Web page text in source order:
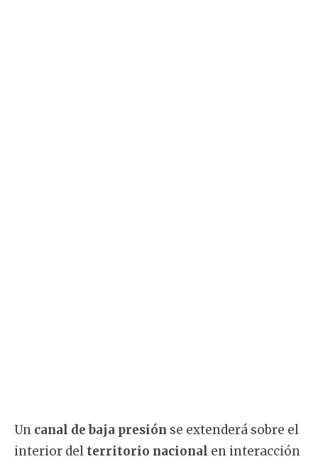
Un canal de baja presión se extenderá sobre el
interior del territorio nacional en interacción